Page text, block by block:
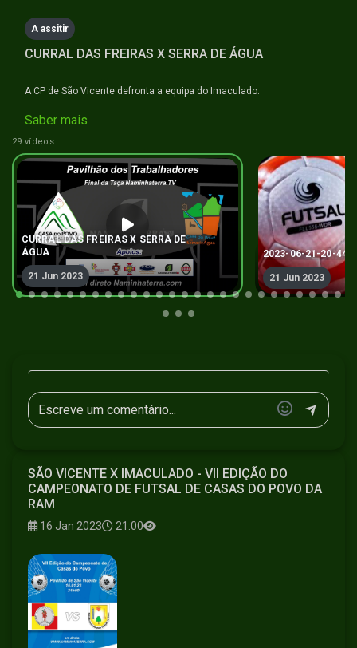
A assitir
CURRAL DAS FREIRAS X SERRA DE ÁGUA
A CP de São Vicente defronta a equipa do Imaculado.
Saber mais
29 vídeos
CURRAL DAS FREIRAS X SERRA DE
ÁGUA
21 Jun 2023
2023-06-21-20-44-
21 Jun 2023
SÃO VICENTE X IMACULADO - VII EDIÇÃO DO
CAMPEONATO DE FUTSAL DE CASAS DO POVO DA
RAM
16 Jan 2023 21:00